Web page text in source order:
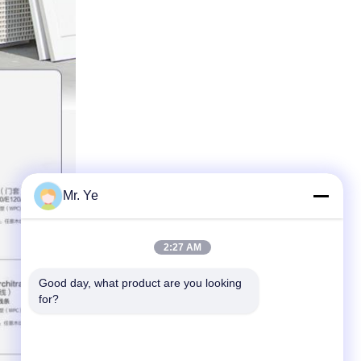
Mr. Ye
2:27 AM
Good day, what product are you looking
for?